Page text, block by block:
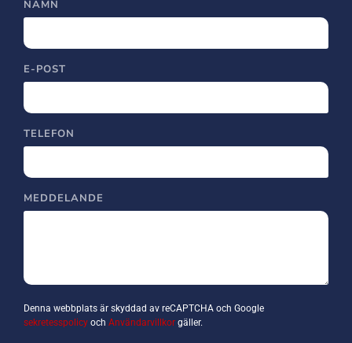
NAMN
E-POST
TELEFON
MEDDELANDE
Denna webbplats är skyddad av reCAPTCHA och Google
sekretesspolicy och Användarvillkor gäller.